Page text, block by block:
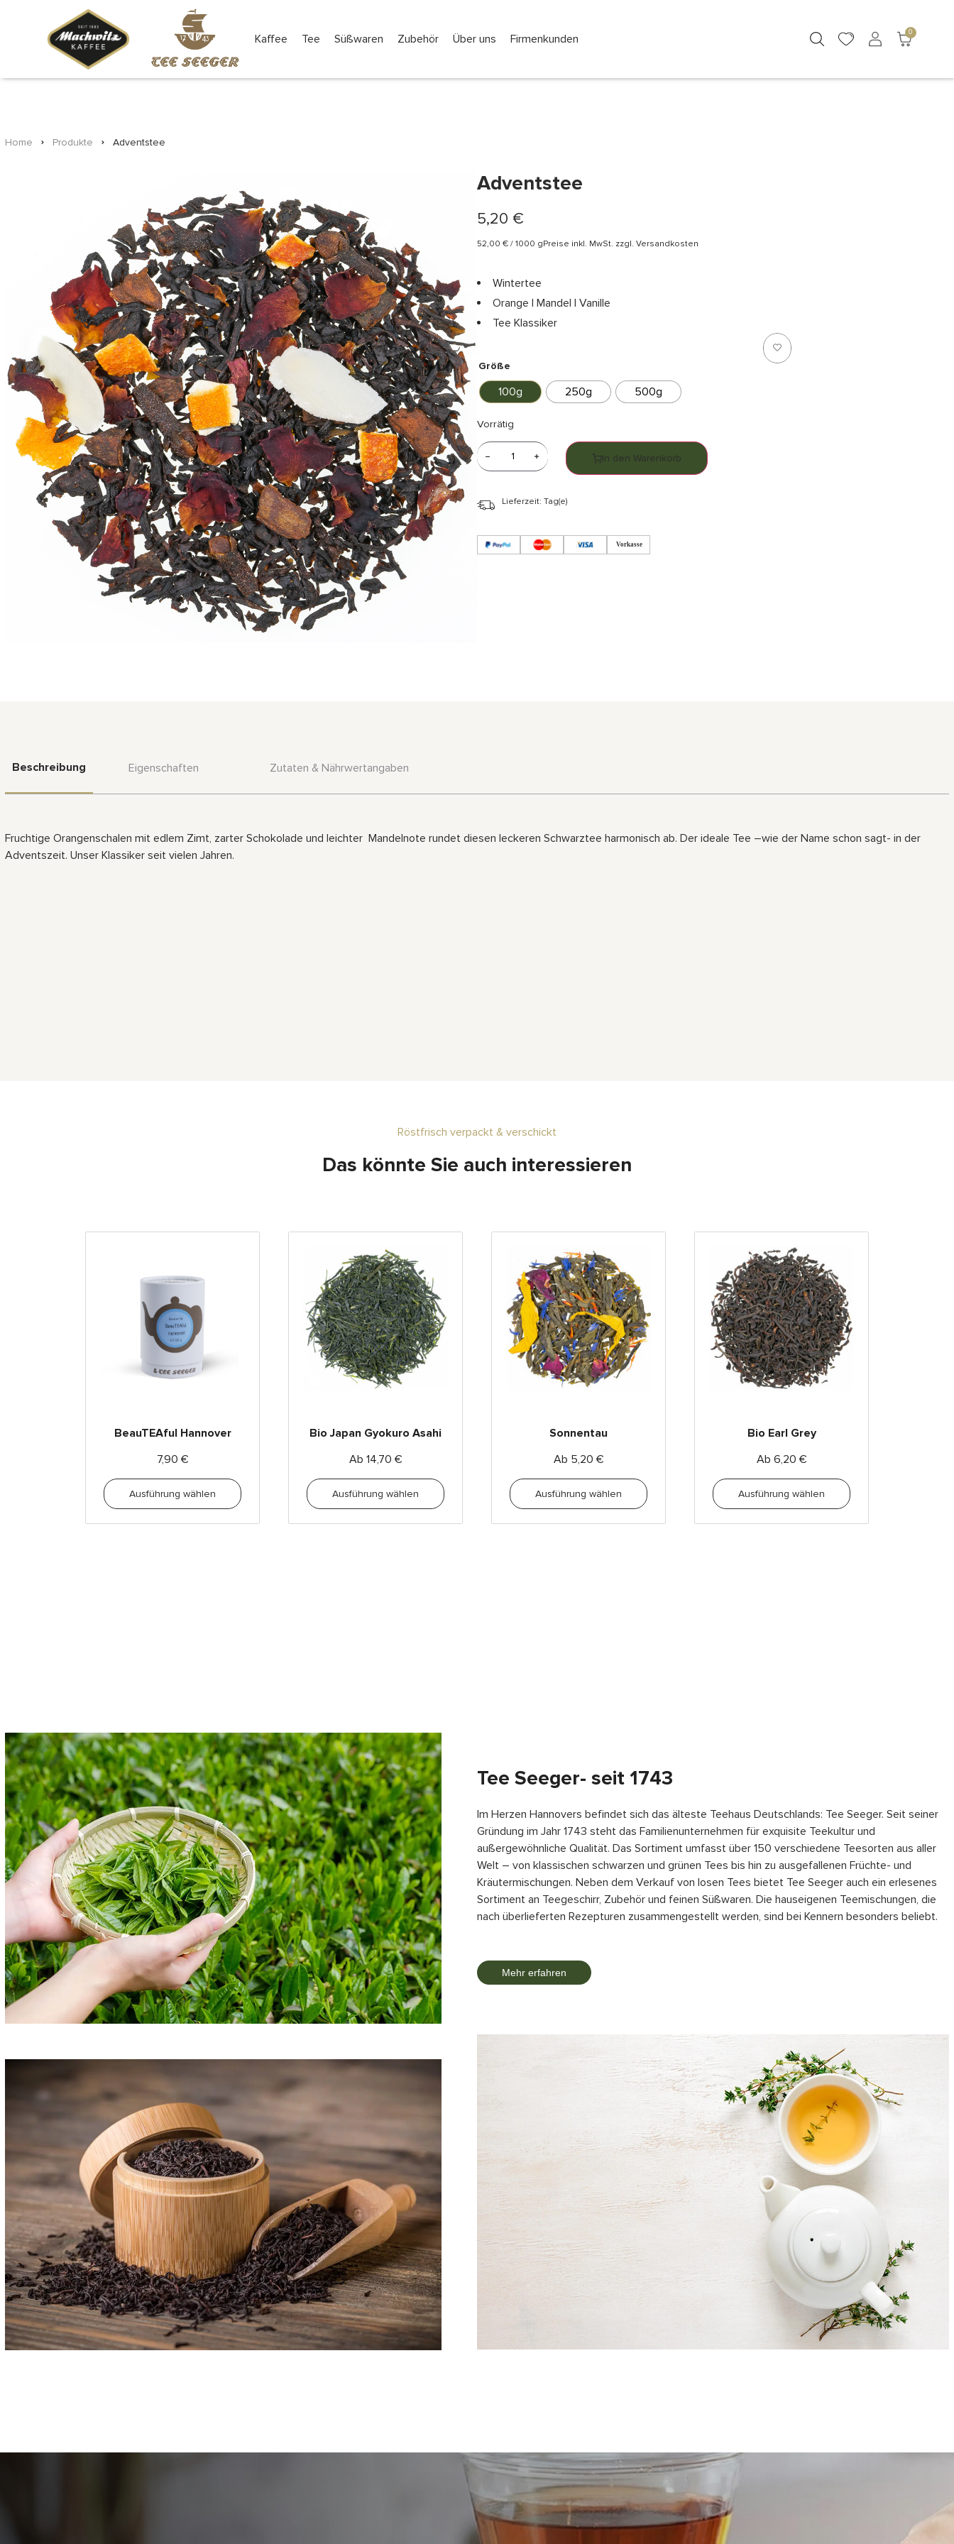
Kaffee Tee Süßwaren Zubehör Über uns Firmenkunden
0
Home Produkte Adventstee
Adventstee
5,20 €
52,00 € / 1000 gPreise inkl. MwSt. zzgl. Versandkosten
Wintertee
Orange | Mandel | Vanille
Tee Klassiker
Größe
100g 250g 500g
Vorrätig
In den Warenkorb
Lieferzeit: Tag(e)
Beschreibung Eigenschaften Zutaten & Nährwertangaben
Fruchtige Orangenschalen mit edlem Zimt, zarter Schokolade und leichter Mandelnote rundet diesen leckeren Schwarztee harmonisch ab. Der ideale Tee –wie der Name schon sagt- in der
Adventszeit. Unser Klassiker seit vielen Jahren.
Röstfrisch verpackt & verschickt
Das könnte Sie auch interessieren
BeauTEAful Hannover
7,90 €
Ausführung wählen
Bio Japan Gyokuro Asahi
Ab 14,70 €
Ausführung wählen
Sonnentau
Ab 5,20 €
Ausführung wählen
Bio Earl Grey
Ab 6,20 €
Ausführung wählen
Tee Seeger- seit 1743
Im Herzen Hannovers befindet sich das älteste Teehaus Deutschlands: Tee Seeger. Seit seiner
Gründung im Jahr 1743 steht das Familienunternehmen für exquisite Teekultur und
außergewöhnliche Qualität. Das Sortiment umfasst über 150 verschiedene Teesorten aus aller
Welt – von klassischen schwarzen und grünen Tees bis hin zu ausgefallenen Früchte- und
Kräutermischungen. Neben dem Verkauf von losen Tees bietet Tee Seeger auch ein erlesenes
Sortiment an Teegeschirr, Zubehör und feinen Süßwaren. Die hauseigenen Teemischungen, die
nach überlieferten Rezepturen zusammengestellt werden, sind bei Kennern besonders beliebt.
Mehr erfahren